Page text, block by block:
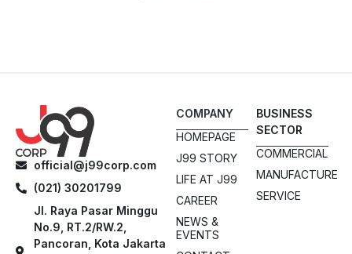
official@j99corp.com
(021) 30201799
Jl. Raya Pasar Minggu
No.9, RT.2/RW.2,
Pancoran, Kota Jakarta
COMPANY
HOMEPAGE
J99 STORY
LIFE AT J99
CAREER
NEWS &
EVENTS
BUSINESS
SECTOR
COMMERCIAL
MANUFACTURE
SERVICE